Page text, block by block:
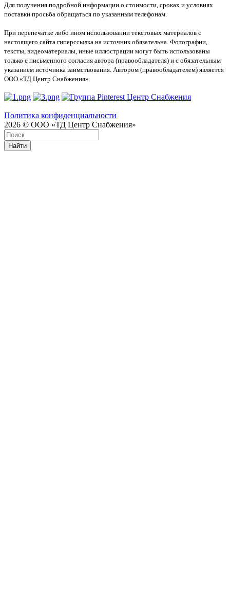
Для получения подробной информации о стоимости, сроках и условиях
поставки просьба обращаться по указанным телефонам.
При перепечатке либо ином использовании текстовых материалов с
настоящего сайта гиперссылка на источник обязательна. Фотографии,
тексты, видеоматериалы, иные иллюстрации могут быть использованы
только с письменного согласия автора (правообладателя) и с обязательным
указанием источника заимствования. Автором (правообладателем) является
ООО «ТД Центр Снабжения»
Политика конфиденциальности
2026 © ООО «ТД Центр Снабжения»
Найти